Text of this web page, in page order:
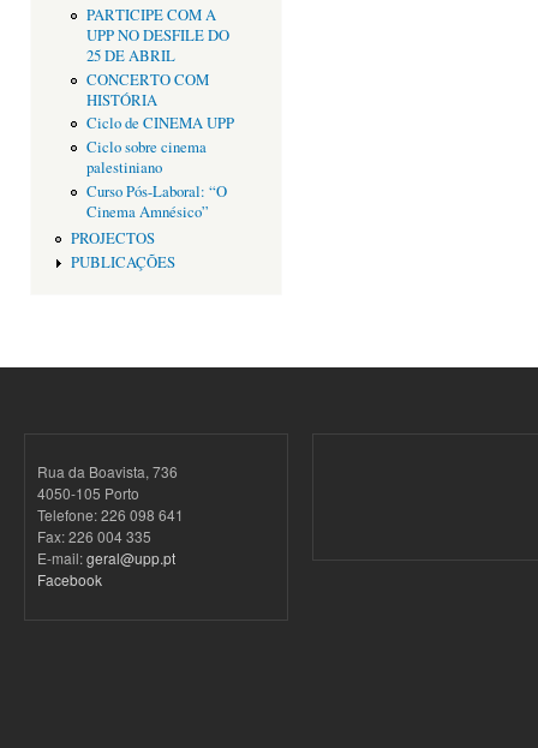
PARTICIPE COM A
UPP NO DESFILE DO
25 DE ABRIL
CONCERTO COM
HISTÓRIA
Ciclo de CINEMA UPP
Ciclo sobre cinema
palestiniano
Curso Pós-Laboral: “O
Cinema Amnésico”
PROJECTOS
PUBLICAÇÕES
Rua da Boavista, 736
4050-105 Porto
Telefone: 226 098 641
Fax: 226 004 335
E-mail:geral@upp.pt
Facebook